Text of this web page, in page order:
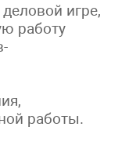
игре,
работу
работы.